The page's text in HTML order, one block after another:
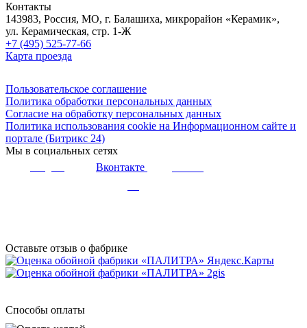
Контакты
143983, Россия, МО, г. Балашиха, микрорайон «Керамик»,
ул. Керамическая, стр. 1-Ж
+7 (495) 525-77-66
Карта проезда
Пользовательское соглашение
Политика обработки персональных данных
Согласие на обработку персональных данных
Политика использования cookie на Информационном сайте и
портале (Битрикс 24)
Мы в социальных сетях
Вконтакте
Оставьте отзыв о фабрике
Способы оплаты